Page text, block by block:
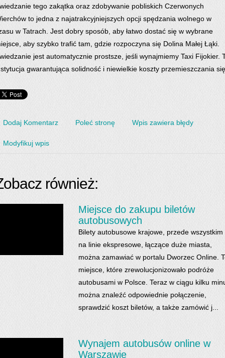
tego zakątka oraz zdobywanie pobliskich Czerwonych
to jedna z najatrakcyjniejszych opcji spędzania wolnego w
w Tatrach. Jest dobry sposób, aby łatwo dostać się w wybrane
aby szybko trafić tam, gdzie rozpoczyna się Dolina Małej Łąki.
jest automatycznie prostsze, jeśli wynajmiemy Taxi Fijokier.
gwarantująca solidność i niewielkie koszty przemieszczania
Dodaj Komentarz Poleć stronę Wpis zawiera błędy
Modyfikuj wpis
również:
Miejsce do zakupu biletów
autobusowych
Bilety autobusowe krajowe, przede wszystkim
na linie ekspresowe, łączące duże miasta,
można zamawiać w portalu Dworzec Online.
miejsce, które zrewolucjonizowało podróże
autobusami w Polsce. Teraz w ciągu kilku
można znaleźć odpowiednie połączenie,
sprawdzić koszt biletów, a także zamówić j...
Wynajem autobusów online w
Warszawie